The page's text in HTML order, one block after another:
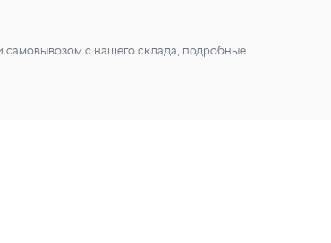
с нашего склада, подробные